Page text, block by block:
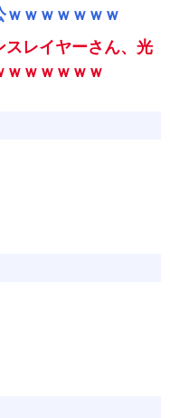
ｗｗｗｗｗｗ
スレイヤーさん、光
ｗｗｗｗｗ